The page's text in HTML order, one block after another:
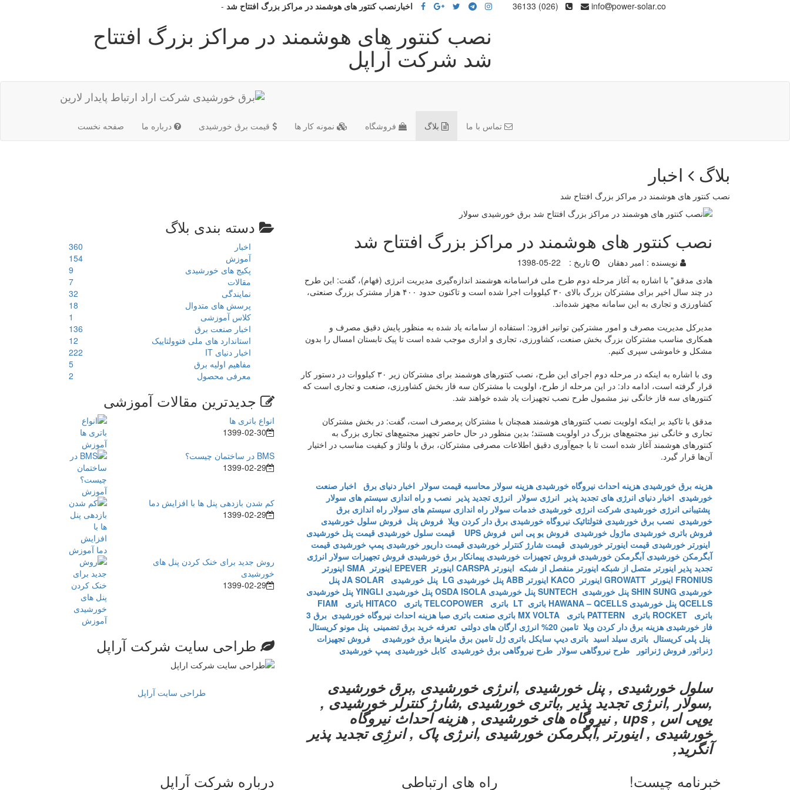
اخبارنصب کنتور های هوشمند در مراکز بزرگ افتتاح شد -
نصب کنتور های هوشمند در مراکز بزرگ افتتاح
شد شرکت آراپل
info power-solar.co
(026) 36133
صفحه نخست درباره ما قیمت برق خورشیدی نمونه کار ها فروشگاه بلاگ تماس با ما
بلاگ اخبار
نصب کنتور های هوشمند در مراکز بزرگ افتتاح شد
دسته بندی بلاگ
اخبار
360
آموزش
154
پکیج های خورشیدی
9
مقالات
7
نمایندگی
32
پرسش های متدوال
18
کلاس آموزشی
1
اخبار صنعت برق
136
استاندارد های ملی فتوولتاییک
12
اخبار دنیای IT
222
مفاهیم اولیه برق
5
معرفی محصول
2
جدیدترین مقالات آموزشی
انواع باتری ها
1399-02-30
BMS در ساختمان چیست؟
1399-02-29
کم شدن بازدهی پنل ها با افزایش دما
1399-02-29
روش جدید برای خنک کردن پنل های
خورشیدی
1399-02-29
طراحی سایت شرکت آراپل
طراحی سایت آراپل
نصب کنتور های هوشمند در مراکز بزرگ افتتاح شد
نویسنده : امیر دهقان تاریخ :
1398-05-22
هادی مدقق" با اشاره به آغاز مرحله دوم طرح ملی فراسامانه هوشمند اندازه‌گیری مدیریت انرژی (فهام)، گفت: این طرح
در چند سال اخیر برای مشترکان بزرگ بالای ۳۰ کیلووات اجرا شده است و تاکنون حدود ۴۰۰ هزار مشترک بزرگ صنعتی،
کشاورزی و تجاری به این سامانه مجهز شده‌اند.
مدیرکل مدیریت مصرف و امور مشترکین توانیر افزود: استفاده از سامانه یاد شده به منظور پایش دقیق مصرف و
همکاری مناسب مشترکان بزرگ بخش صنعت، کشاورزی، تجاری و اداری موجب شده است تا پیک تابستان امسال را بدون
مشکل و خاموشی سپری کنیم.
وی با اشاره به اینکه در مرحله دوم اجرای این طرح، نصب کنتور‌های هوشمند برای مشترکان زیر ۳۰ کیلووات در دستور کار
قرار گرفته است، ادامه داد: در این مرحله از طرح، اولویت با مشترکان سه فاز بخش کشاورزی، صنعت و تجاری است که
کنتور‌های سه فاز خانگی نیز مشمول طرح نصب تجهیزات یاد شده خواهند شد.
مدقق با تاکید بر اینکه اولویت نصب کنتور‌های هوشمند همچنان با مشترکان پرمصرف است، گفت: در بخش مشترکان
تجاری و خانگی نیز مجتمع‌های بزرگ در اولویت هستند؛ بدین منظور در حال حاضر تجهیز مجتمع‌های تجاری بزرگ به
کنتور‌های هوشمند آغاز شده است تا با جمع‌آوری دقیق اطلاعات مصرفی مشترکان، برق با ولتاژ و کیفیت مناسب در اختیار
آن‌ها قرار گیرد.
هزینه برق خورشیدی هزینه احداث نیروگاه خورشیدی هزینه سولار محاسبه قیمت سولار اخبار دنیای برق اخبار صنعت
خورشیدی اخبار دنیای انرژی های تجدید پذیر انرژی سولار انرژی تجدید پذیر نصب و راه اندازی سیستم های سولار
پشتیبانی انرژی خورشیدی شرکت انرژی خورشیدی خدمات سولار راه اندازی سیستم های سولار راه اندازی برق
خورشیدی نصب برق خورشیدی فتولتائیک نیروگاه خورشیدی برق دار کردن ویلا فروش پنل فروش سلول خورشیدی
فروش باتری خورشیدی ماژول خورشیدی فروش یو پی اس فروش UPS قیمت سلول خورشیدی قیمت پنل خورشیدی
اینورتر خورشیدی قیمت اینورتر خورشیدی قیمت شارژ کنترلر خورشیدی قیمت داریور خورشیدی پمپ خورشیدی قیمت
آبگرمکن خورشیدی آبگرمکن خورشیدی فروش تجهیزات خورشیدی پیمانکار برق خورشیدی فروش تجهیزات سولار انرژی
تجدید پذیر اینورتر متصل از شبکه اینورتر منفصل از شبکه اینورتر CARSPA اینورتر EPEVER اینورتر SMA
اینورتر
FRONIUS اینورتر GROWATT اینورتر KACO اینورتر ABB پنل خورشیدی LG پنل خورشیدی JA SOLAR
پنل
خورشیدی SHIN SUNG
پنل خورشیدی SUNTECH پنل خورشیدی OSDA ISOLA پنل خورشیدی YINGLI
پنل خورشیدی
QCELLS پنل خورشیدی HAWANA – QCELLS باتری LT باتری TELCOPOWER باتری HITACO
باتری FIAM
باتری ROCKET
باتری PATTERN باتری MX VOLTA باتری صنعت باتری صبا هزینه احداث نیروگاه خورشیدی
برق 3
فاز خورشیدی هزینه برق دار کردن ویلا تامین 20% انرژی ارگان های دولتی تعرفه خرید برق تضمینی پنل مونو کریستال
پنل پلی کریستال باتری سیلد اسید باتری دیپ سایکل باتری ژل تامین برق ماینرها برق خورشیدی
فروش تجهیزات
ژنراتور فروش ژنراتور طرح نیروگاهی سولار طرح نیروگاهی برق خورشیدی کابل خورشیدی پمپ خورشیدی
سلول خورشیدی , پنل خورشیدی ,انرژی خورشیدی ,برق خورشیدی
,سولار ,انرژی تجدید پذیر ,باتری خورشیدی ,شارژ کنترلر خورشیدی ,
یوپی اس , ups , نیروگاه های خورشیدی , هزینه احداث نیروگاه
خورشیدی , اینورتر ,آبگرمکن خورشیدی ,انرژی پاک , انرژِی تجدید پذیر
آنگرید,
درباره شرکت آراپل راه های ارتباطی خبرنامه چیست!